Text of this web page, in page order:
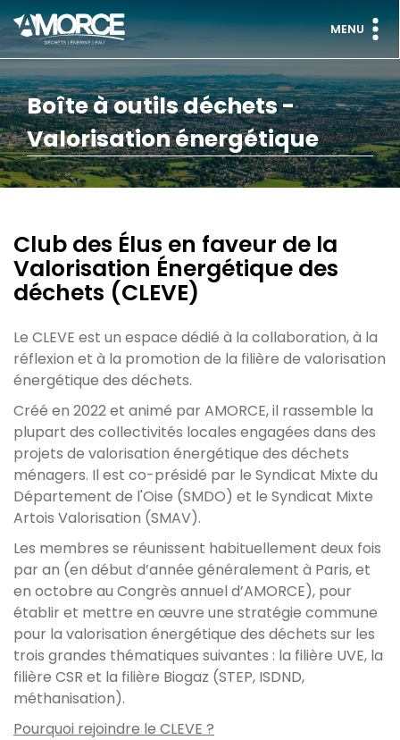
MENU
Boîte à outils déchets -
Valorisation énergétique
Club des Élus en faveur de la
Valorisation Énergétique des
déchets (CLEVE)
Le CLEVE est un espace dédié à la collaboration, à la
réflexion et à la promotion de la filière de valorisation
énergétique des déchets.
Créé en 2022 et animé par AMORCE, il rassemble la
plupart des collectivités locales engagées dans des
projets de valorisation énergétique des déchets
ménagers. Il est co-présidé par le Syndicat Mixte du
Département de l'Oise (SMDO) et le Syndicat Mixte
Artois Valorisation (SMAV).
Les membres se réunissent habituellement deux fois
par an (en début d’année généralement à Paris, et
en octobre au Congrès annuel d’AMORCE), pour
établir et mettre en œuvre une stratégie commune
pour la valorisation énergétique des déchets sur les
trois grandes thématiques suivantes : la filière UVE, la
filière CSR et la filière Biogaz (STEP, ISDND,
méthanisation).
Pourquoi rejoindre le CLEVE ?